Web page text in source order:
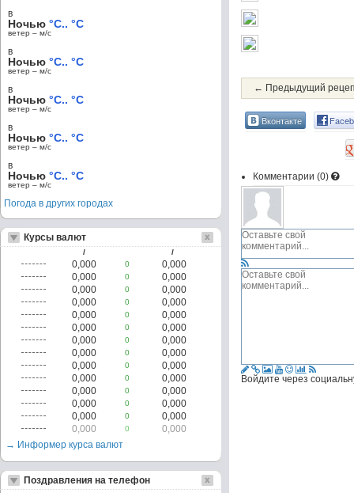
← Предыдущий
Вконтакте
Комментарии (0)
Войдите через
в
Ночью °C.. °C
ветер – м/c
в
Ночью °C.. °C
ветер – м/c
в
Ночью °C.. °C
ветер – м/c
в
Ночью °C.. °C
ветер – м/c
в
Ночью °C.. °C
ветер – м/c
Погода в других городах
Курсы валют
/ /
0,000 0
0,000
0,000
0
0,000
0,000
0
0,000
0,000
0
0,000
0,000
0
0,000
0,000
0
0,000
0,000
0
0,000
0,000
0
0,000
0,000
0
0,000
0,000
0
0,000
0,000
0
0,000
0,000
0
0,000
0,000
0
0,000
0,000
0
0,000
→ Информер курса валют
Поздравления на телефон